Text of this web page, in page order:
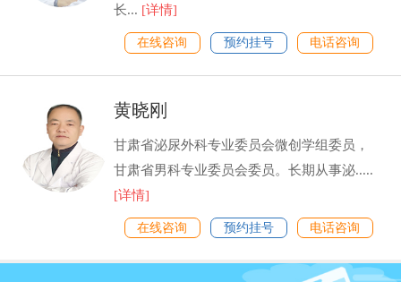
长... [详情]
在线咨询 预约挂号 电话咨询
黄晓刚
甘肃省泌尿外科专业委员会微创学组委员，
甘肃省男科专业委员会委员。长期从事泌.....
[详情]
在线咨询 预约挂号 电话咨询